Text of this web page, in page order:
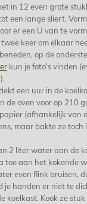
in 12 even grote
een lange sliert.
er een U van te
keer om elkaar
op de
kun je foto's vinden
een uur in de
de oven voor op 210
(afhankelijk van
maar bakte ze toch
2 liter water aan de
toe aan het kokende
even flink bruisen,
je handen er niet te
koelkast. Kook ze